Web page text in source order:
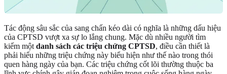
Tác động sâu sắc của sang chấn kéo dài có nghĩa là những dấu hiệu
của CPTSD vượt xa sự lo lắng chung. Mặc dù nhiều người tìm
kiếm một danh sách các triệu chứng CPTSD, điều cần thiết là
phải hiểu những triệu chứng này biểu hiện như thế nào trong thói
quen hàng ngày của bạn. Các triệu chứng cốt lõi thường thuộc ba